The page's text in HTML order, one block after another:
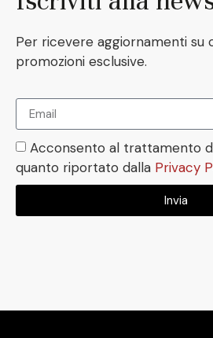
Per ricevere aggiornamenti su
promozioni esclusive.
Acconsento al trattamento
quanto riportato dalla Privacy
Invia